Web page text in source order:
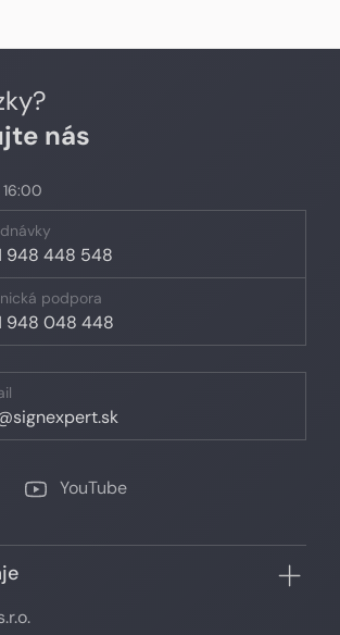
nás
948 448 548
podpora
948 048 448
YouTube